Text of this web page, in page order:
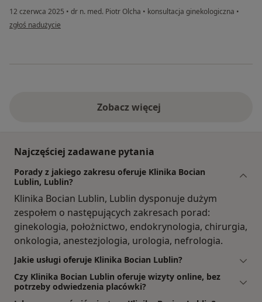
12 czerwca 2025 • dr n. med. Piotr Olcha • konsultacja ginekologiczna •
w opinii użytkownika Pacjentka
zgłoś nadużycie
Zobacz więcej
Najczęściej zadawane pytania
Porady z jakiego zakresu oferuje Klinika Bocian
Lublin, Lublin?
Klinika Bocian Lublin, Lublin dysponuje dużym
zespołem o następujących zakresach porad:
ginekologia, położnictwo, endokrynologia, chirurgia,
onkologia, anestezjologia, urologia, nefrologia.
Jakie usługi oferuje Klinika Bocian Lublin?
Czy Klinika Bocian Lublin oferuje wizyty online, bez
potrzeby odwiedzenia placówki?